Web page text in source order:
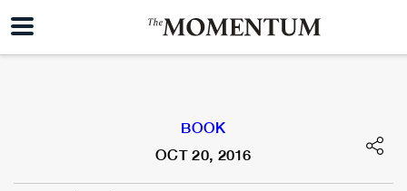
BOOK
OCT 20, 2016